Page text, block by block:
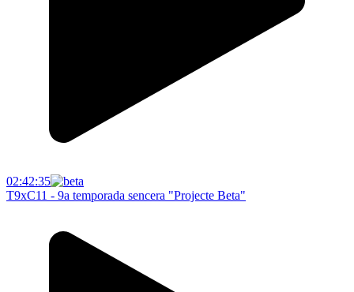
02:42:35
T9xC11 - 9a temporada sencera "Projecte Beta"